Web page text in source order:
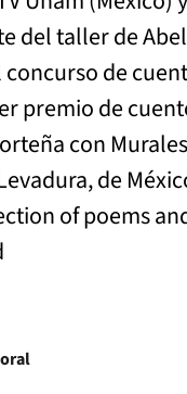
del taller de
de
premio de
con
de
of poems